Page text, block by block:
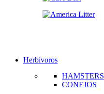
Herbívoros
HAMSTERS
CONEJOS